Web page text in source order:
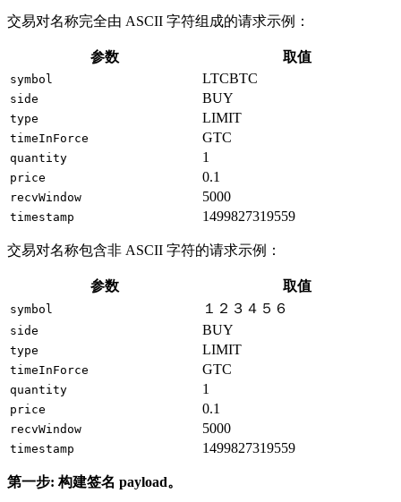
交易对名称完全由 ASCII 字符组成的请求示例：
参数 取值
symbol LTCBTC
side BUY
type LIMIT
timeInForce GTC
quantity 1
price 0.1
recvWindow 5000
timestamp 1499827319559
交易对名称包含非 ASCII 字符的请求示例：
参数 取值
symbol １２３４５６
side BUY
type LIMIT
timeInForce GTC
quantity 1
price 0.1
recvWindow 5000
timestamp 1499827319559
第一步: 构建签名 payload。